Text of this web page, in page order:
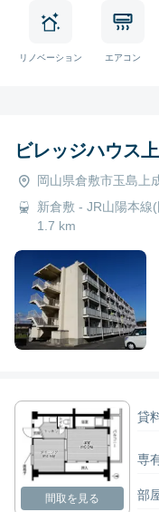
リノベーション エアコン
ビレッジハウス
岡山県倉敷市玉島上
新倉敷 - JR山陽本線
1.7 km
間取を見る
貸
専
部